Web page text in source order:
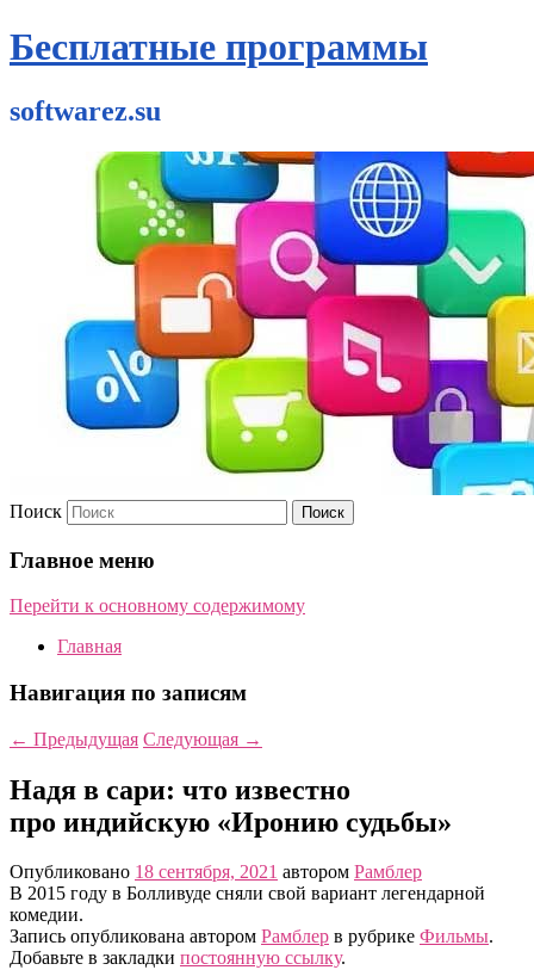
Бесплатные программы
softwarez.su
Поиск
Главное меню
Перейти к основному содержимому
Главная
Навигация по записям
← Предыдущая Следующая →
Надя в cари: что известно
про индийскую «Иронию судьбы»
Опубликовано 18 сентября, 2021 автором Рамблер
В 2015 году в Болливуде сняли свой вариант легендарной
комедии.
Запись опубликована автором Рамблер в рубрике Фильмы.
Добавьте в закладки постоянную ссылку.